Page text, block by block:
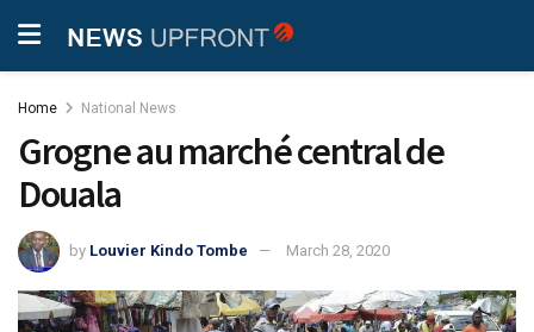
Home National News
Grogne au marché central de
Douala
by Louvier Kindo Tombe March 28, 2020